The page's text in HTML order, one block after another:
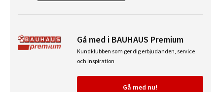
Gå med i BAUHAUS Premium
Kundklubben som ger dig erbjudanden, service
och inspiration
Gå med nu!